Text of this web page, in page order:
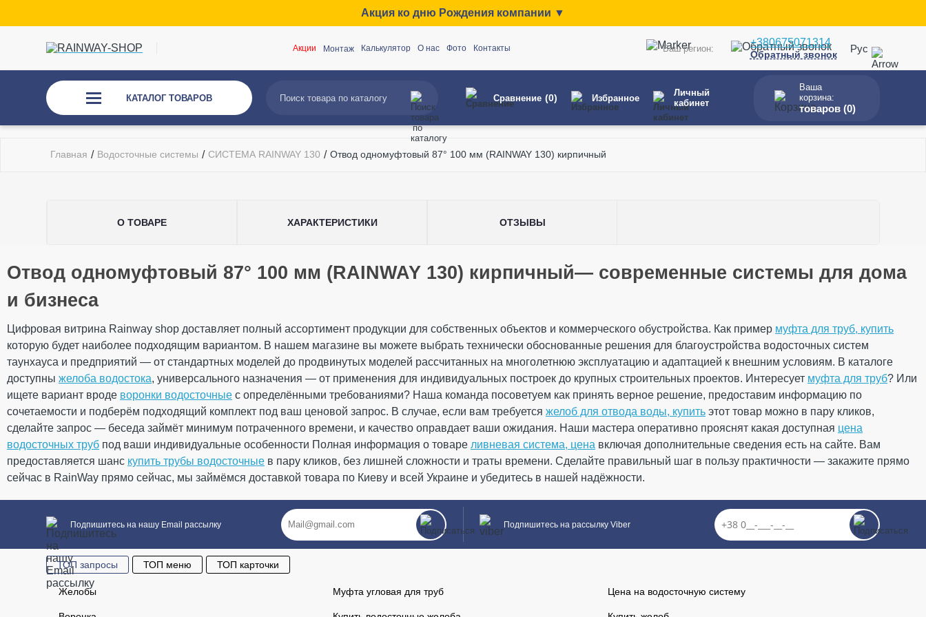
Акция ко дню Рождения компании ▼
Акции Монтаж Калькулятор О нас Фото Контакты Ваш регион:
+380675071314
Обратный звонок
Рус
КАТАЛОГ ТОВАРОВ Сравнение (0) Избранное
Личный
кабинет
Ваша
корзина:
товаров (0)
Закрыть
Главная / Водосточные системы / СИСТЕМА RAINWAY 130 / Отвод одномуфтовый 87° 100 мм (RAINWAY 130) кирпичный
О ТОВАРЕ ХАРАКТЕРИСТИКИ ОТЗЫВЫ
Предназначен для отвода воды из водосточной системы,
установленной на фасаде дома. Соединение постоянное,
вследствие чего жидкость не будет вытекать, а конструкция
будет должным образом герметизирована.
Используются также для обхода архитектурных элементов
фасада и отвода воды из водосточной системы на землю.
Отвод изготовлен из жесткого ПВХ (PVC-U) методом литья.
Во время монтажа обращайте внимание на указанное
Отвод одномуфтовый 87° 100 мм
На складе 0 Артикул: 10.130.18.006
Цвет Кирпичный RAL 8004 Кол-во
Акция! "Получи дополниьтельную скидку по промокоду ко дню рождения компании!"
287.78 грн
Общие характеристики
Тип системы
130/100 мм
Технология производства
Длина
156 мм
Вес
0,195 кг
Габариты
156 × 147 × 105 мм
Количество в упаковке
20 шт
Температура использования
от - 40°С / до + 60°С
Температура для монтажа
от + 5°С
Устойчивость к УФ-излучению
Устойчивый
Гарантия
10 лет
Европейский стандарт
EN 12200-1:2016
Сертификат соответствия
Сертифицирован
Оставьте свой отзыв
Ваше имя
Ваш отзыв
ОТПРАВИТЬ
87° 100 мм (RAINWAY 130)
кирпичный
На складе
Кол-во
287.78
грн
-15% Скидка 43.17
грн
КУПИТЬ
Отвод одномуфтовый 87° 100 мм (RAINWAY 130) кирпичный— современные системы для дома
и бизнеса
Цифровая витрина Rainway shop доставляет полный ассортимент продукции для собственных объектов и коммерческого обустройства. Как пример муфта для труб, купить
которую будет наиболее подходящим вариантом. В нашем магазине вы можете выбрать технически обоснованные решения для благоустройства водосточных систем
таунхауса и предприятий — от стандартных моделей до продвинутых моделей рассчитанных на многолетнюю эксплуатацию и адаптацией к внешним условиям. В каталоге
доступны желоба водостока, универсального назначения — от применения для индивидуальных построек до крупных строительных проектов. Интересует муфта для труб? Или
ищете вариант вроде воронки водосточные с определёнными требованиями? Наша команда посоветуем как принять верное решение, предоставим информацию по
сочетаемости и подберём подходящий комплект под ваш ценовой запрос. В случае, если вам требуется желоб для отвода воды, купить этот товар можно в пару кликов,
сделайте запрос — беседа займёт минимум потраченного времени, и качество оправдает ваши ожидания. Наши мастера оперативно прояснят какая доступная цена
водосточных труб под ваши индивидуальные особенности Полная информация о товаре ливневая система, цена включая дополнительные сведения есть на сайте. Вам
предоставляется шанс купить трубы водосточные в пару кликов, без лишней сложности и траты времени. Сделайте правильный шаг в пользу практичности — закажите прямо
сейчас в RainWay прямо сейчас, мы займёмся доставкой товара по Киеву и всей Украине и убедитесь в нашей надёжности.
Подпишитесь на нашу Email рассылку Подпишитесь на рассылку Viber
ТОП запросы ТОП меню ТОП карточки
Желобы Муфта угловая для труб Цена на водосточную систему